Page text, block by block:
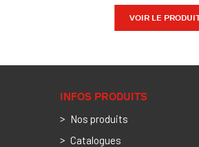
VOIR LE
INFOS PRODUITS
Nos produits
Catalogues